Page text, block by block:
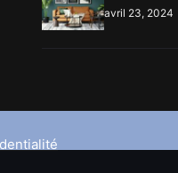
avril 23, 2024